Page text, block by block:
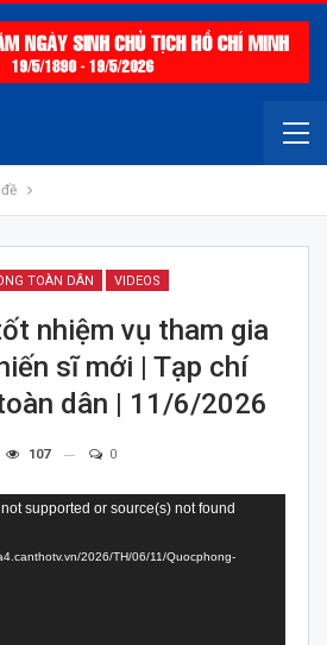
TOÀN DÂN VIDEOS
nhiệm vụ tham gia
sĩ mới | Tạp chí
dân | 11/6/2026
107 0
supported or source(s) not found
2026/TH/06/11/Quocphong-